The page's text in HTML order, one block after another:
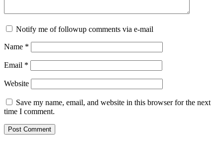
Notify me of followup comments via e-mail
Name *
Email *
Website
Save my name, email, and website in this browser for the next
time I comment.